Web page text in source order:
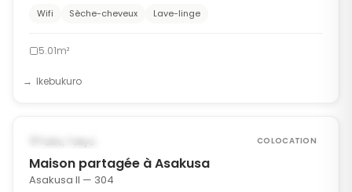
Wifi Sèche-cheveux Lave-linge
5.01m²
Ikebukuro
Taito, Tokyo COLOCATION
Maison partagée à Asakusa
Asakusa II — 304